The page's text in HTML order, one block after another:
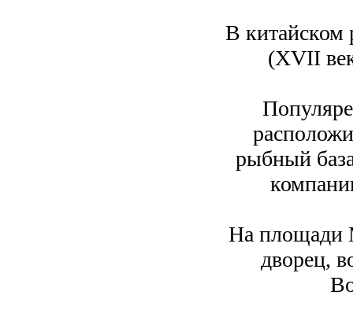
В китайском
(XVII
рыбный
На площади
дворец,